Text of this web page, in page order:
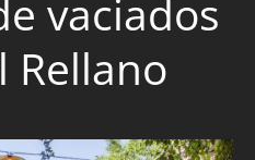
vaciados
Rellano